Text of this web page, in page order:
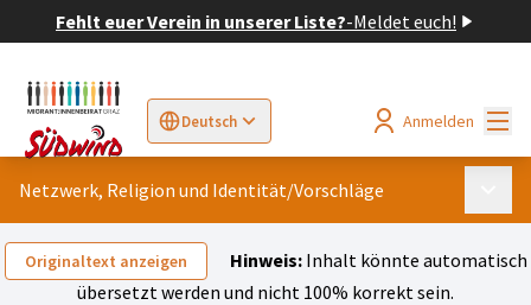
Fehlt euer Verein in unserer Liste?-Meldet euch!
Deutsch
Sprache wählen Choose languageElegir el idioma
Anmelden
Netzwerk, Religion und Identität/Vorschläge
Originaltext anzeigen Hinweis:Inhalt könnte automatisch
übersetzt werden und nicht 100% korrekt sein.